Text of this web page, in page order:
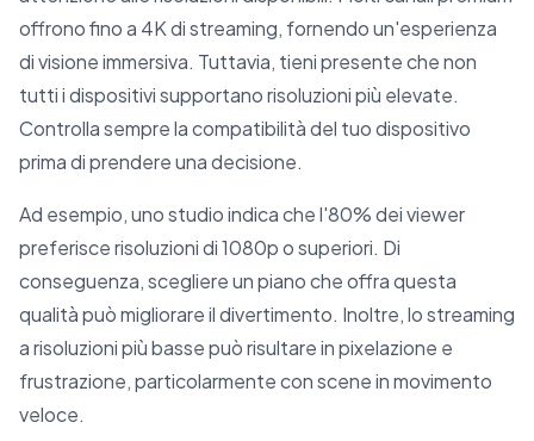
offrono fino a 4K di streaming, fornendo un'esperienza
di visione immersiva. Tuttavia, tieni presente che non
tutti i dispositivi supportano risoluzioni più elevate.
Controlla sempre la compatibilità del tuo dispositivo
prima di prendere una decisione.
Ad esempio, uno studio indica che l'80% dei viewer
preferisce risoluzioni di 1080p o superiori. Di
conseguenza, scegliere un piano che offra questa
qualità può migliorare il divertimento. Inoltre, lo streaming
a risoluzioni più basse può risultare in pixelazione e
frustrazione, particolarmente con scene in movimento
veloce.